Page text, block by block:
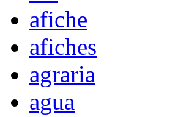
afiche
afiches
agraria
agua